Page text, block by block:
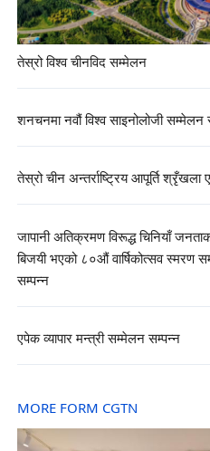
तेस्रो विश्व चीनविद सम्मेलन
शनचनमा नवौं विश्व साइनोलोजी सम्मेलन
तेस्रो चीन अन्तर्राष्ट्रिय आपूर्ति श्रृँखला
जापानी अतिक्रमण विरूद्ध चिनियाँ
बिजयी भएको ८०औं वार्षिकोत्सव स्मरण
सम्पन्न
एपेक व्यापार मन्त्री सम्मेलन सम्पन्न
MORE FORM CGTN